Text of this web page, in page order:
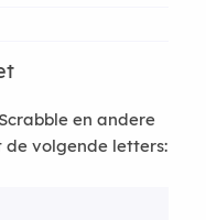
en andere
de volgende letters: